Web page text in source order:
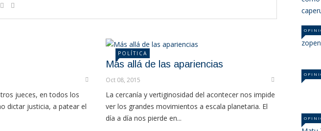
jueces, en todos los
dictar justicia, a patear el
POLÍTICA
Más allá de las apariencias
Oct 08, 2015
La cercanía y vertiginosidad del acontecer nos impide
ver los grandes movimientos a escala planetaria. El
día a día nos pierde en...